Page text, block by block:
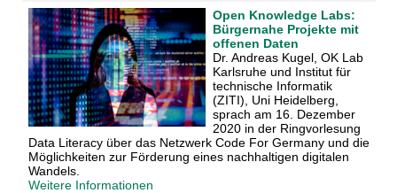
Open Knowledge Labs:
Bürgernahe Projekte mit
offenen Daten
Dr. Andreas Kugel, OK Lab
Karlsruhe und Institut für
technische Informatik
(ZITI), Uni Heidelberg,
sprach am 16. Dezember
2020 in der Ringvorlesung
Data Literacy über das Netzwerk Code For Germany und die
Möglichkeiten zur Förderung eines nachhaltigen digitalen
Wandels.
Weitere Informationen